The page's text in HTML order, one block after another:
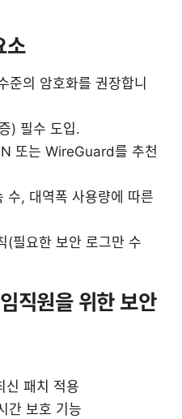
소
의 암호화를 권장합니
) 필수 도입.
또는 WireGuard를 추천
수, 대역폭 사용량에 따른
(필요한 보안 로그만 수
직원을 위한 보안
신 패치 적용
간 보호 기능